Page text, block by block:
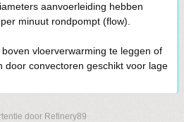
aanvoerleiding hebben
minuut rondpompt (flow).
vloerverwarming te leggen of
door convectoren geschikt voor lage
door Refinery89